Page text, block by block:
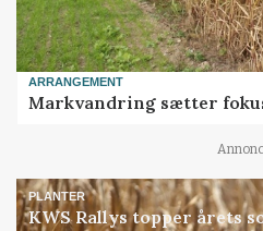
ARRANGEMENT
Markvandring sætter
PLANTER
KWS Rallys topper årets